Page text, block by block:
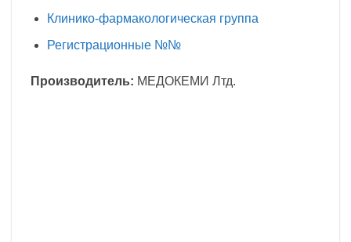
Клинико-фармакологическая группа
Регистрационные №№
Производитель: МЕДОКЕМИ Лтд.